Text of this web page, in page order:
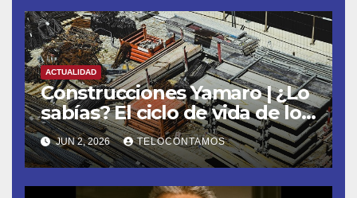
ACTUALIDAD
Construcciones Yamaro | ¿Lo
sabías? El ciclo de vida de los
materiales de construcción
revoluciona eficiencia en
proyectos modernos
JUN 2, 2026 TELOCONTAMOS